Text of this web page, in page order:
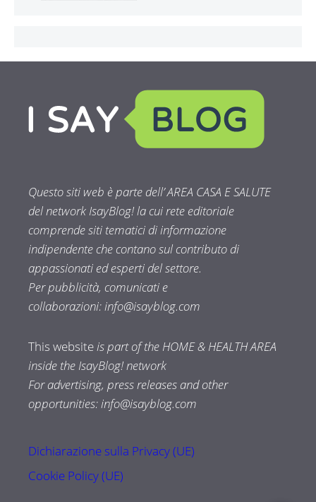
Questo siti web è parte dell’ AREA CASA E SALUTE
del network IsayBlog! la cui rete editoriale
comprende siti tematici di informazione
indipendente che contano sul contributo di
appassionati ed esperti del settore.
Per pubblicità, comunicati e
collaborazioni:info@isayblog.com
This websiteis part of the HOME & HEALTH AREA
inside the IsayBlog! network
For advertising, press releases and other
opportunities:info@isayblog.com
Dichiarazione sulla Privacy (UE)
Cookie Policy (UE)